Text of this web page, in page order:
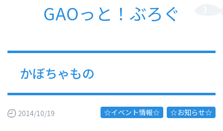
GAOっと！ぶろぐ
かぼちゃもの
2014/10/19 ☆イベント情報☆ ☆お知らせ☆